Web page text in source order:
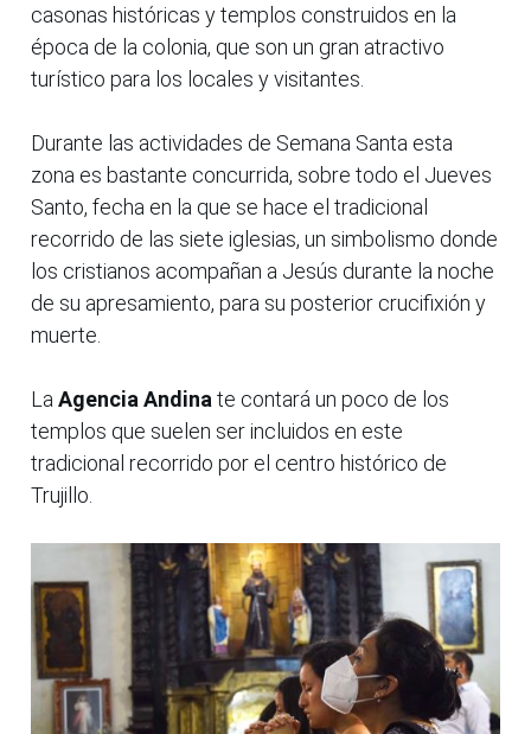
casonas históricas y templos construidos en la
época de la colonia, que son un gran atractivo
turístico para los locales y visitantes.
Durante las actividades de Semana Santa esta
zona es bastante concurrida, sobre todo el Jueves
Santo, fecha en la que se hace el tradicional
recorrido de las siete iglesias, un simbolismo donde
los cristianos acompañan a Jesús durante la noche
de su apresamiento, para su posterior crucifixión y
muerte.
La Agencia Andina te contará un poco de los
templos que suelen ser incluidos en este
tradicional recorrido por el centro histórico de
Trujillo.